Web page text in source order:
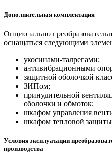
Дополнительная комплектация
Опционально
оснащаться следующими
укосинами-талрепами;
антивибрационными
защитной оболочкой
ЗИПом;
принудительной
оболочки и обмоток;
шкафом управления
шкафом тепловой
Условия эксплуатации
производства